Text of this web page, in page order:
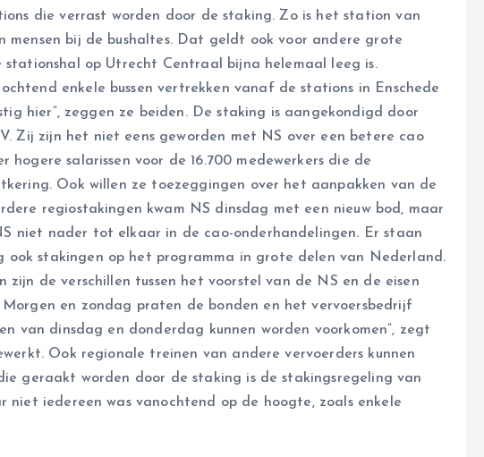
die verrast worden door de staking. Zo is het station van
mensen bij de bushaltes. Dat geldt ook voor andere grote
op Utrecht Centraal bijna helemaal leeg is.
enkele bussen vertrekken vanaf de stations in Enschede
hier”, zeggen ze beiden. De staking is aangekondigd door
Zij zijn het niet eens geworden met NS over een betere cao
hogere salarissen voor de 16.700 medewerkers die de
Ook willen ze toezeggingen over het aanpakken van de
regiostakingen kwam NS dinsdag met een nieuw bod, maar
niet nader tot elkaar in de cao-onderhandelingen. Er staan
ook stakingen op het programma in grote delen van Nederland.
zijn de verschillen tussen het voorstel van de NS en de eisen
en zondag praten de bonden en het vervoersbedrijf
van dinsdag en donderdag kunnen worden voorkomen”, zegt
Ook regionale treinen van andere vervoerders kunnen
geraakt worden door de staking is de stakingsregeling van
niet iedereen was vanochtend op de hoogte, zoals enkele